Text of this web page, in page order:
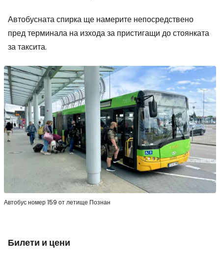
Автобусната спирка ще намерите непосредствено
пред терминала на изхода за пристигащи до стоянката
за таксита.
Автобус номер 159 от летище Познан
Билети и цени